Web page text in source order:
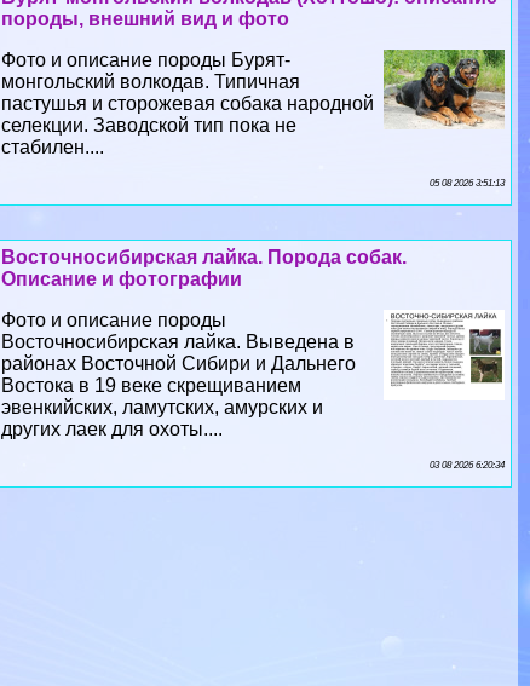
монгольский волкодав. Типичная
пастушья и сторожевая собака народной
селекции. Заводской тип пока не
стабилен....
05 08 2026 3:51:13
Описание и фотографии
Фото и описание породы
Восточносибирская лайка. Выведена в
районах Восточной Сибири и Дальнего
Востока в 19 веке скрещиванием
эвенкийских, ламутских, амурских и
других лаек для охоты....